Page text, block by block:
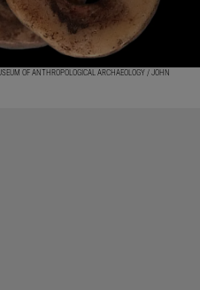
OF ANTHROPOLOGICAL ARCHAEOLOGY / JOHN